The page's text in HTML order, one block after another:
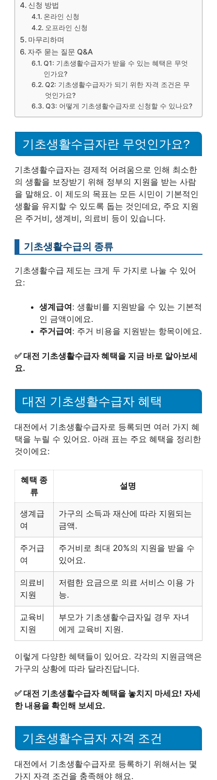
신청 방법
온라인 신청
오프라인 신청
마무리하며
자주 묻는 질문 Q&A
Q1: 기초생활수급자가 받을 수 있는 혜택은 무엇
인가요?
Q2: 기초생활수급자가 되기 위한 자격 조건은 무
엇인가요?
Q3: 어떻게 기초생활수급자로 신청할 수 있나요?
기초생활수급자란 무엇인가요?
기초생활수급자는 경제적 어려움으로 인해 최소한
의 생활을 보장받기 위해 정부의 지원을 받는 사람
을 말해요. 이 제도의 목표는 모든 시민이 기본적인
생활을 유지할 수 있도록 돕는 것인데요, 주요 지원
은 주거비, 생계비, 의료비 등이 있습니다.
기초생활수급의 종류
기초생활수급 제도는 크게 두 가지로 나눌 수 있어
요:
생계급여 : 생활비를 지원받을 수 있는 기본적
인 금액이에요.
주거급여 : 주거 비용을 지원받는 항목이에요.
✅대전 기초생활수급자 혜택을 지금 바로 알아보세
요.
대전 기초생활수급자 혜택
대전에서 기초생활수급자로 등록되면 여러 가지 혜
택을 누릴 수 있어요. 아래 표는 주요 혜택을 정리한
것이에요:
혜택 종
류
설명
생계급
여
가구의 소득과 재산에 따라 지원되는
금액.
주거급
여
주거비로 최대 20%의 지원을 받을 수
있어요.
의료비
지원
저렴한 요금으로 의료 서비스 이용 가
능.
교육비
지원
부모가 기초생활수급자일 경우 자녀
에게 교육비 지원.
이렇게 다양한 혜택들이 있어요. 각각의 지원금액은
가구의 상황에 따라 달라진답니다.
✅대전 기초생활수급자 혜택을 놓치지 마세요! 자세
한 내용을 확인해 보세요.
기초생활수급자 자격 조건
대전에서 기초생활수급자로 등록하기 위해서는 몇
가지 자격 조건을 충족해야 해요.